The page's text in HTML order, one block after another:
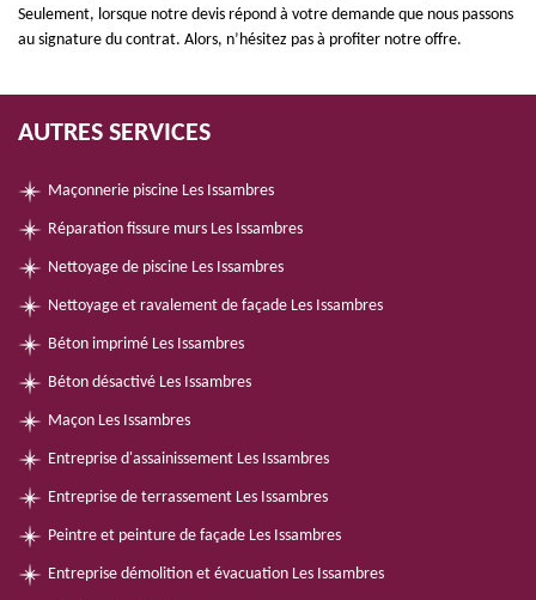
Seulement, lorsque notre devis répond à votre demande que nous passons
au signature du contrat. Alors, n’hésitez pas à profiter notre offre.
AUTRES SERVICES
Maçonnerie piscine Les Issambres
Réparation fissure murs Les Issambres
Nettoyage de piscine Les Issambres
Nettoyage et ravalement de façade Les Issambres
Béton imprimé Les Issambres
Béton désactivé Les Issambres
Maçon Les Issambres
Entreprise d'assainissement Les Issambres
Entreprise de terrassement Les Issambres
Peintre et peinture de façade Les Issambres
Entreprise démolition et évacuation Les Issambres